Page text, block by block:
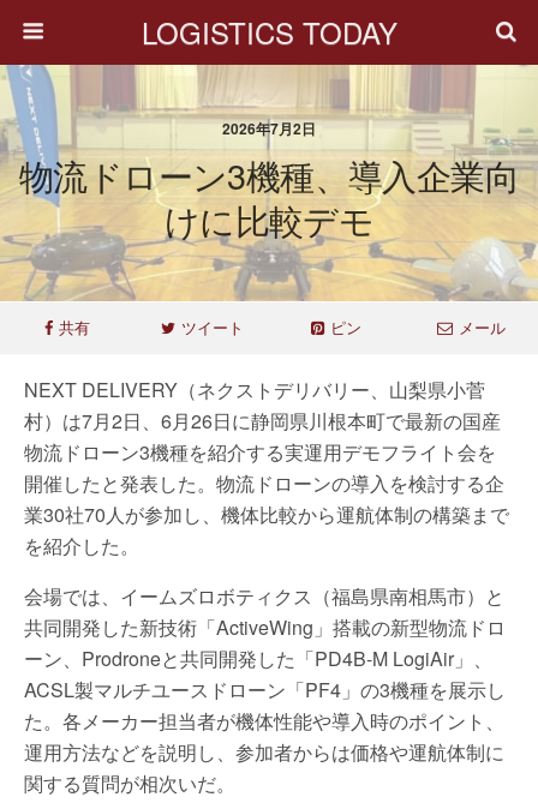
LOGISTICS TODAY
2026年7月2日
物流ドローン3機種、導入企業向
けに比較デモ
共有 ツイート ピン メール
NEXT DELIVERY（ネクストデリバリー、山梨県小菅
村）は7月2日、6月26日に静岡県川根本町で最新の国産
物流ドローン3機種を紹介する実運用デモフライト会を
開催したと発表した。物流ドローンの導入を検討する企
業30社70人が参加し、機体比較から運航体制の構築まで
を紹介した。
会場では、イームズロボティクス（福島県南相馬市）と
共同開発した新技術「ActiveWing」搭載の新型物流ドロ
ーン、Prodroneと共同開発した「PD4B-M LogiAir」、
ACSL製マルチユースドローン「PF4」の3機種を展示し
た。各メーカー担当者が機体性能や導入時のポイント、
運用方法などを説明し、参加者からは価格や運航体制に
関する質問が相次いだ。